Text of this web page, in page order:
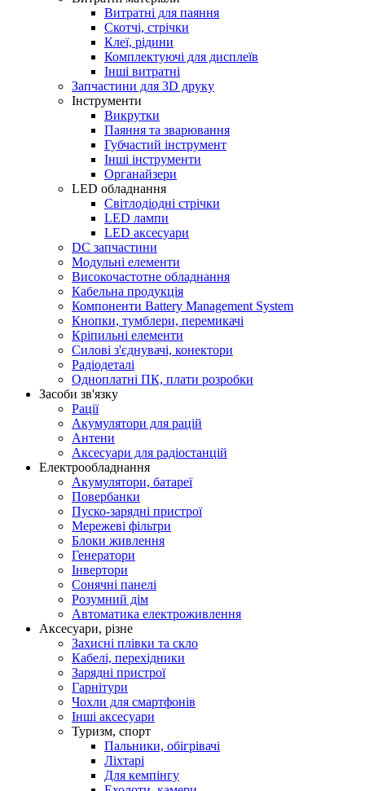
Витратні для паяння
Скотчі, стрічки
Клеї, рідини
Комплектуючі для дисплеїв
Інші витратні
Запчастини для 3D друку
Інструменти
Викрутки
Паяння та зварювання
Губчастий інструмент
Інші інструменти
Органайзери
LED обладнання
Світлодіодні стрічки
LED лампи
LED аксесуари
DC запчастини
Модульні елементи
Високочастотне обладнання
Кабельна продукція
Компоненти Battery Management System
Кнопки, тумблери, перемикачі
Кріпильні елементи
Силові з'єднувачі, конектори
Радіодеталі
Одноплатні ПК, плати розробки
Засоби зв'язку
Рації
Акумулятори для рацій
Антени
Аксесуари для радіостанцій
Електрообладнання
Акумулятори, батареї
Повербанки
Пуско-зарядні пристрої
Мережеві фільтри
Блоки живлення
Генератори
Інвертори
Сонячні панелі
Розумний дім
Автоматика електроживлення
Аксесуари, різне
Захисні плівки та скло
Кабелі, перехідники
Зарядні пристрої
Гарнітури
Чохли для смартфонів
Інші аксесуари
Туризм, спорт
Пальники, обігрівачі
Ліхтарі
Для кемпінгу